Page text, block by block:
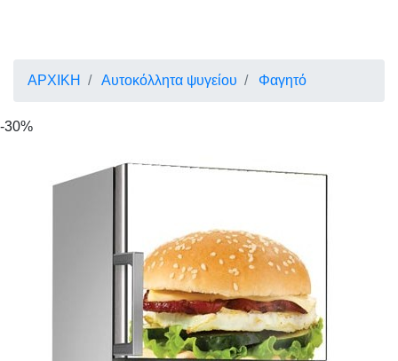
ΑΡΧΙΚΗ Αυτοκόλλητα ψυγείου Φαγητό
-30%